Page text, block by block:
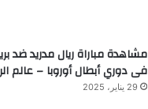
مشاهدة مباراة ريال مدريد ضد
فى دوري أبطال أوروبا – عالم
29 يناير، 2025